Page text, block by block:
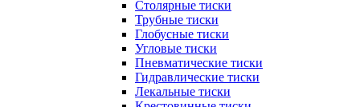
Столярные тиски
Трубные тиски
Глобусные тиски
Угловые тиски
Пневматические тиски
Гидравлические тиски
Лекальные тиски